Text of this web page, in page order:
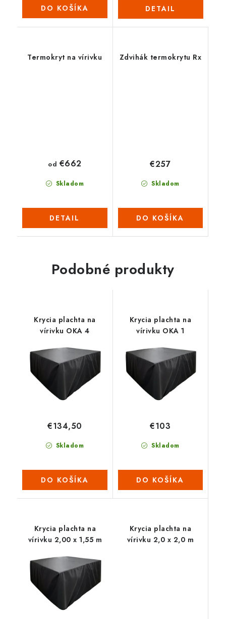
DO KOŠÍKA DETAIL
Termokryt na vírivku
Skladom
od €662
DETAIL
Zdvihák termokrytu Rx
Skladom
€257
DO KOŠÍKA
Podobné produkty
Krycia plachta na
vírivku OKA 4
Skladom
€134,50
DO KOŠÍKA
Krycia plachta na
vírivku OKA 1
Skladom
€103
DO KOŠÍKA
Krycia plachta na
vírivku 2,00 x 1,55 m
Krycia plachta na
vírivku 2,0 x 2,0 m